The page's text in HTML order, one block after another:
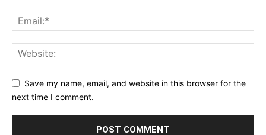
Save my name, email, and website in this browser for the
next time I comment.